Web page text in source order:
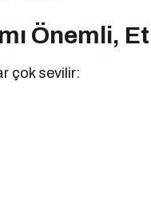
Önemli,
çok sevilir: